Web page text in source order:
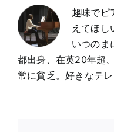
趣味でピ
えてほし
いつのま
都出身、在英20年超
常に貧乏。好きなテ